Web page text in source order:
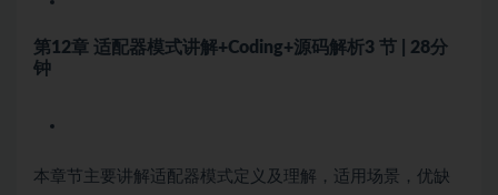
第12章 适配器模式讲解+Coding+源码解析3 节 | 28分
钟
本章节主要讲解适配器模式定义及理解，适用场景，优缺